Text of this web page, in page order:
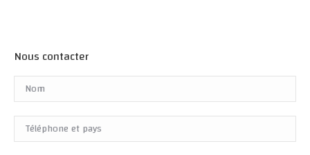
Nous contacter